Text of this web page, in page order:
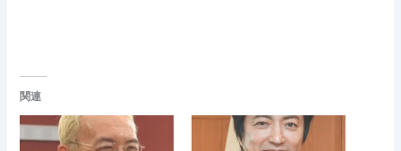
関連